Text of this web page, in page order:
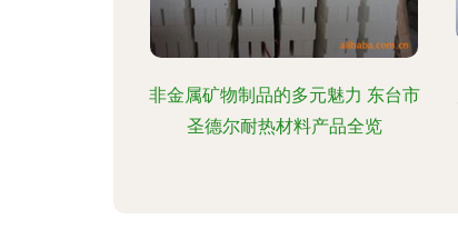
非金属矿物制品的多元魅力 东台市
圣德尔耐热材料产品全览